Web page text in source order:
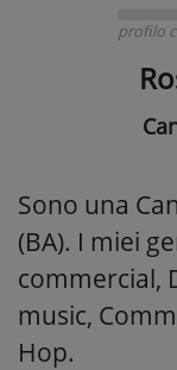
profilo
Sono una
(BA). I miei
commercial,
music,
Hop.